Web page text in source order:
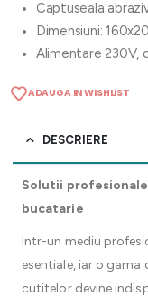
Captuseala
Dimensiuni:
Alimentare 230V,
ADAUGA IN WISHLIST
DESCRIERE
Solutii
bucatarie
Intr-un mediu
esentiale, iar o
cutitelor devine